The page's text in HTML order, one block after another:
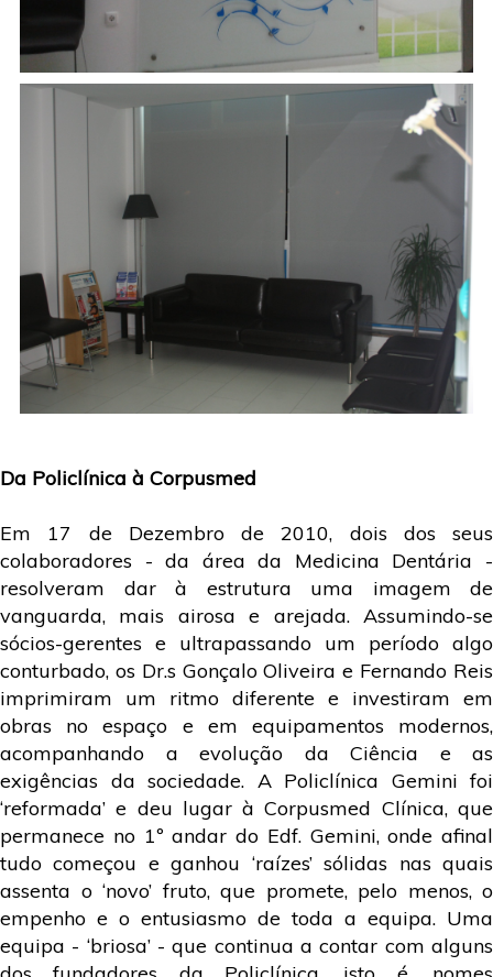
Da Policlínica à Corpusmed
Em 17 de Dezembro de 2010, dois dos seus
colaboradores - da área da Medicina Dentária -
resolveram dar à estrutura uma imagem de
vanguarda, mais airosa e arejada. Assumindo-se
sócios-gerentes e ultrapassando um período algo
conturbado, os Dr.s Gonçalo Oliveira e Fernando Reis
imprimiram um ritmo diferente e investiram em
obras no espaço e em equipamentos modernos,
acompanhando a evolução da Ciência e as
exigências da sociedade. A Policlínica Gemini foi
‘reformada’ e deu lugar à Corpusmed Clínica, que
permanece no 1º andar do Edf. Gemini, onde afinal
tudo começou e ganhou ‘raízes’ sólidas nas quais
assenta o ‘novo’ fruto, que promete, pelo menos, o
empenho e o entusiasmo de toda a equipa. Uma
equipa - ‘briosa’ - que continua a contar com alguns